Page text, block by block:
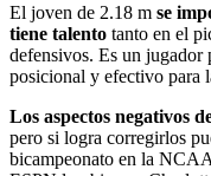
El joven de 2.18 m se
tiene talento tanto en el
defensivos. Es un jugador
posicional y efectivo para
Los aspectos negativos
pero si logra corregirlos
bicampeonato en la